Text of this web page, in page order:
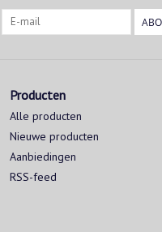
Producten
Alle producten
Nieuwe producten
Aanbiedingen
RSS-feed